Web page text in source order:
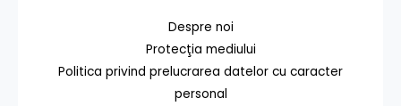
Despre noi
Protecţia mediului
Politica privind prelucrarea datelor cu caracter
personal